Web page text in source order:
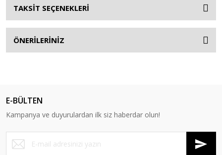
TAKSİT SEÇENEKLERİ
ÖNERİLERİNİZ
E-BÜLTEN
Kampanya ve duyurulardan ilk siz haberdar olun!